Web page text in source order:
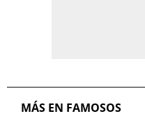
MÁS EN FAMOSOS